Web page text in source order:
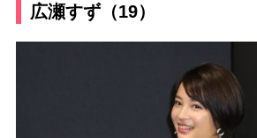
広瀬すず（19）